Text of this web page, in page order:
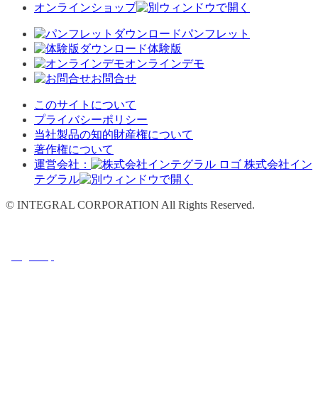
オンラインショップ
パンフレット
体験版
オンラインデモ
お問合せ
このサイトについて
プライバシーポリシー
当社製品の知的財産権について
著作権について
運営会社：
株式会社イン
テグラル
© INTEGRAL CORPORATION All Rights Reserved.